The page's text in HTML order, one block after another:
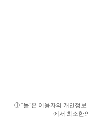
① “몰”은 이용자의 개인정
에서 최소한